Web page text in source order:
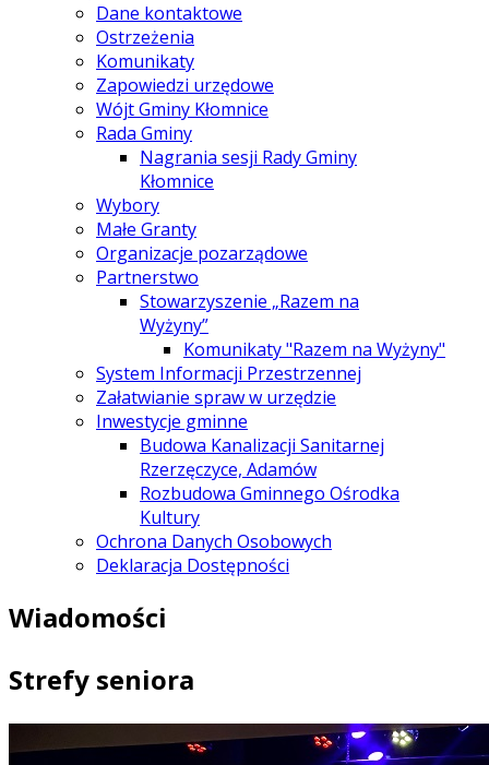
Dane kontaktowe
Ostrzeżenia
Komunikaty
Zapowiedzi urzędowe
Wójt Gminy Kłomnice
Rada Gminy
Nagrania sesji Rady Gminy
Kłomnice
Wybory
Małe Granty
Organizacje pozarządowe
Partnerstwo
Stowarzyszenie „Razem na
Wyżyny”
Komunikaty "Razem na Wyżyny"
System Informacji Przestrzennej
Załatwianie spraw w urzędzie
Inwestycje gminne
Budowa Kanalizacji Sanitarnej
Rzerzęczyce, Adamów
Rozbudowa Gminnego Ośrodka
Kultury
Ochrona Danych Osobowych
Deklaracja Dostępności
Wiadomości
Strefy seniora